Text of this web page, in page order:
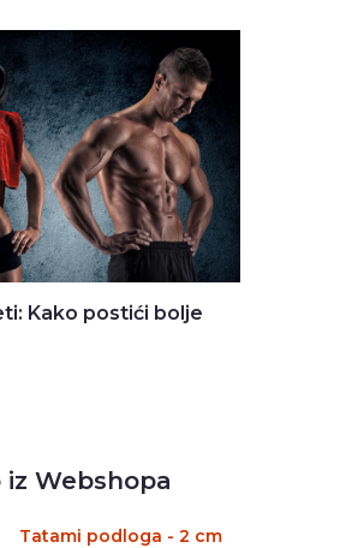
Kako postići bolje
iz Webshopa
Tatami podloga - 2 cm